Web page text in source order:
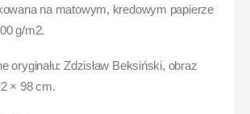
na matowym, kredowym papierze
g/m2.
oryginału: Zdzisław Beksiński, obraz
× 98 cm.